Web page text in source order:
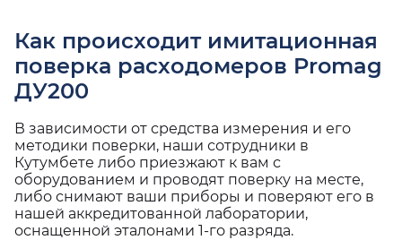
Как происходит имитационная
поверка расходомеров Promag
ДУ200
В зависимости от средства измерения и его
методики поверки, наши сотрудники в
Кутумбете либо приезжают к вам с
оборудованием и проводят поверку на месте,
либо снимают ваши приборы и поверяют его в
нашей аккредитованной лаборатории,
оснащенной эталонами 1-го разряда.